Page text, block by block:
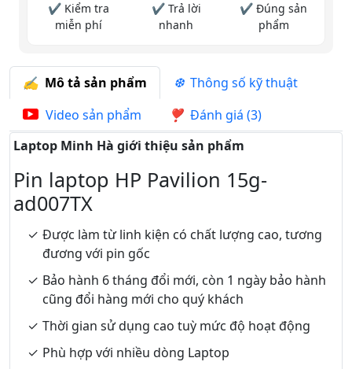
✔ Kiểm tra
miễn phí
✔ Trả lời
nhanh
✔ Đúng sản
phẩm
Mô tả sản phẩm
Thông số kỹ thuật
Video sản phẩm
Đánh giá (3)
Laptop Minh Hà giới thiệu sản phẩm
Pin laptop HP Pavilion 15g-
ad007TX
Được làm từ linh kiện có chất lượng cao, tương
đương với pin gốc
Bảo hành 6 tháng đổi mới, còn 1 ngày bảo hành
cũng đổi hàng mới cho quý khách
Thời gian sử dụng cao tuỳ mức độ hoạt động
Phù hợp với nhiều dòng Laptop